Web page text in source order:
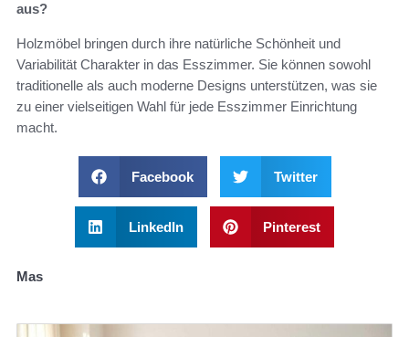
aus?
Holzmöbel bringen durch ihre natürliche Schönheit und
Variabilität Charakter in das Esszimmer. Sie können sowohl
traditionelle als auch moderne Designs unterstützen, was sie
zu einer vielseitigen Wahl für jede Esszimmer Einrichtung
macht.
Facebook Twitter
LinkedIn Pinterest
Mas